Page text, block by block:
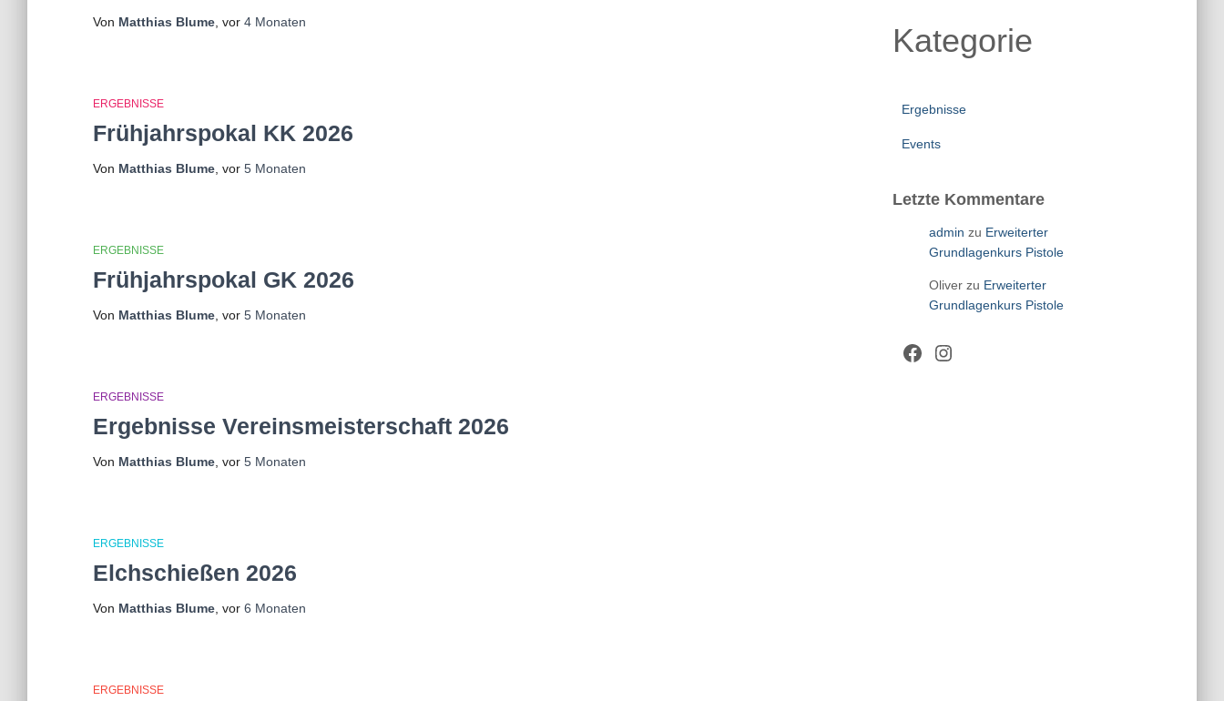
Von Matthias Blume , vor 4 Monaten
ERGEBNISSE
Frühjahrspokal KK 2026
Von Matthias Blume , vor 5 Monaten
ERGEBNISSE
Frühjahrspokal GK 2026
Von Matthias Blume , vor 5 Monaten
ERGEBNISSE
Ergebnisse Vereinsmeisterschaft 2026
Von Matthias Blume , vor 5 Monaten
ERGEBNISSE
Elchschießen 2026
Von Matthias Blume , vor 6 Monaten
ERGEBNISSE
Kategorie
Ergebnisse
Events
Letzte Kommentare
admin zu Erweiterter
Grundlagenkurs Pistole
Oliverzu Erweiterter
Grundlagenkurs Pistole
Facebook Instagram